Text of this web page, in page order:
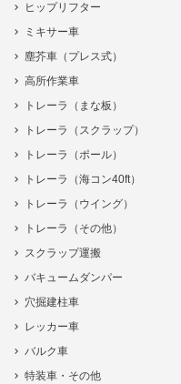
ヒップリフター
ミキサー車
塵芥車（プレス式）
高所作業車
トレーラ（まな板）
トレーラ（スクラップ）
トレーラ（ポール）
トレーラ（海コン40ft）
トレーラ（ウイング）
トレーラ（その他）
スクラップ運搬
バキュームダンパー
穴掘建柱車
レッカー車
バルク車
特装車・その他